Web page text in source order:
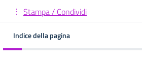
Stampa / Condividi
Indice della pagina